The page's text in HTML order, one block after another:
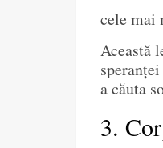
cele mai
Această
a căuta
3.